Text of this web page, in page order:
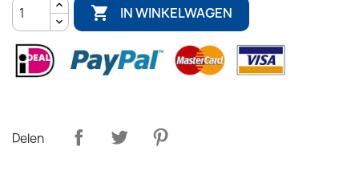
 IN WINKELWAGEN
Delen